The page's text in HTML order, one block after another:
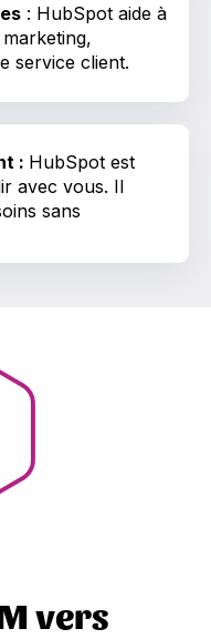
: HubSpot aide à
service client.
: HubSpot est
avec vous. Il
sans
vers